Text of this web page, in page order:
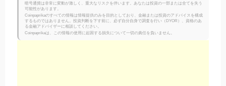
暗号通貨は非常に変動が激しく、重大なリスクを伴います。あなたは投資の一部または全てを失う
可能性があります。
Coinpaprikaのすべての情報は情報提供のみを目的としており、金融または投資のアドバイスを構成
するものではありません。投資判断を下す前に、必ず自分自身で調査を行い（DYOR）、資格のあ
る金融アドバイザーに相談してください。
Coinpaprikaは、この情報の使用に起因する損失について一切の責任を負いません。